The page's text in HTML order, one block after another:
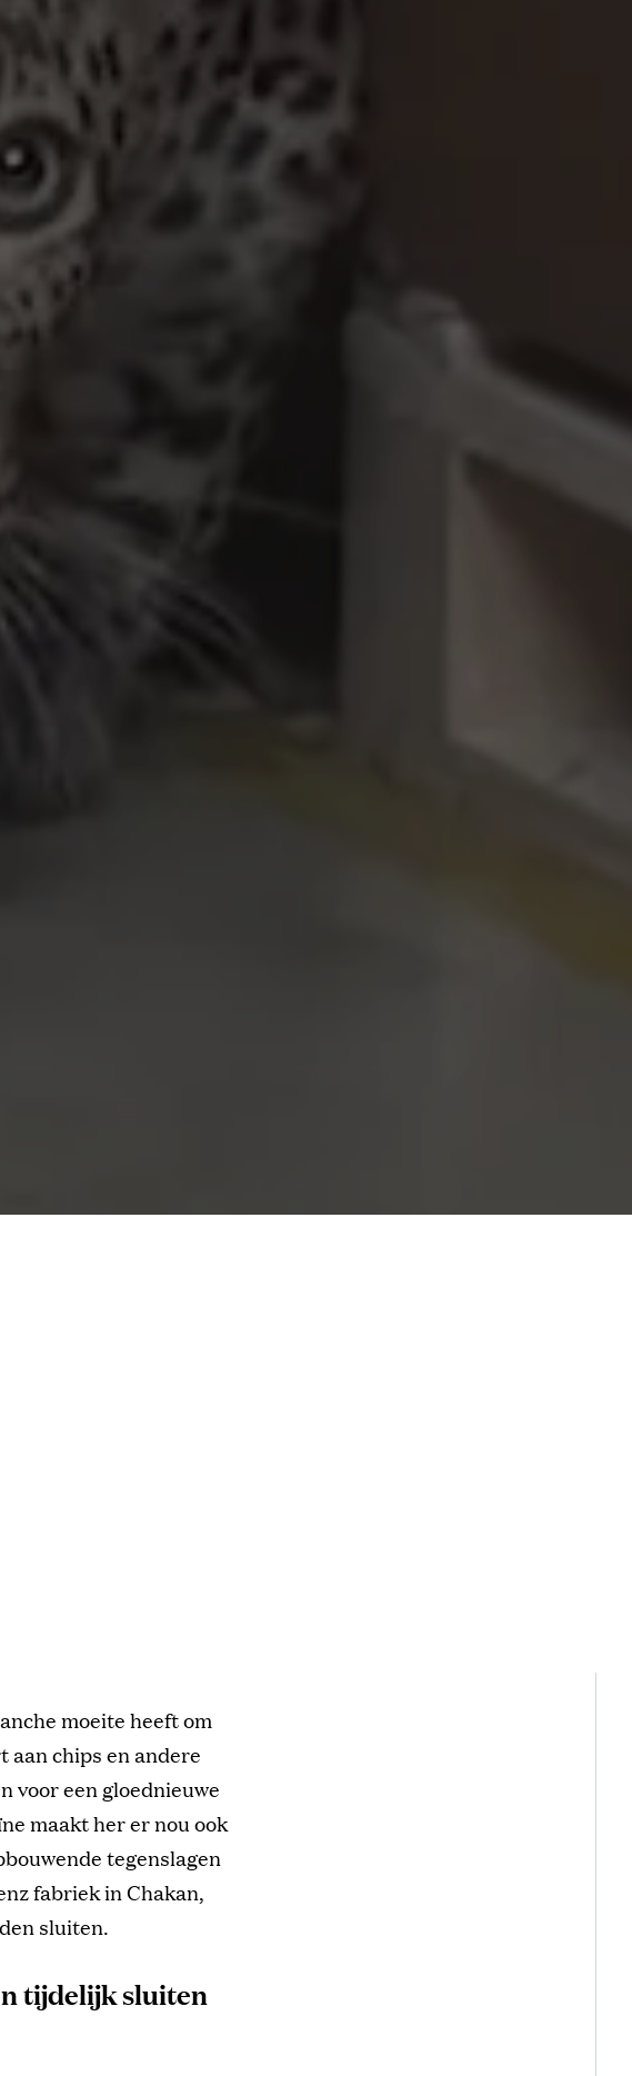
moeite heeft om
aan chips en andere
voor een gloednieuwe
maakt her er nou ook
tegenslagen
fabriek in Chakan,
sluiten.
tijdelijk sluiten